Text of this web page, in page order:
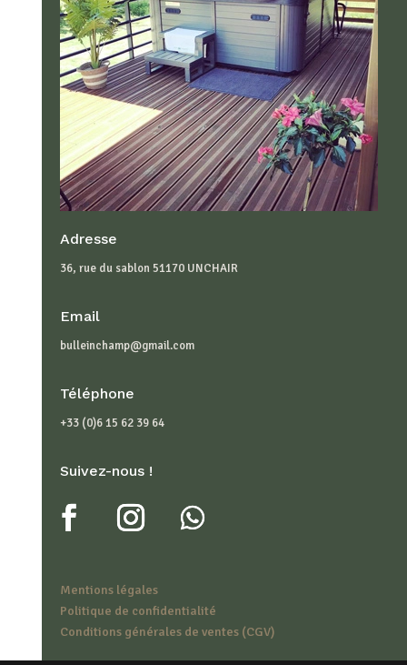
Adresse
36, rue du sablon 51170 UNCHAIR
Email
bulleinchamp@gmail.com
Téléphone
+33 (0)6 15 62 39 64
Suivez-nous !
Mentions légales
Politique de confidentialité
Conditions générales de ventes (CGV)